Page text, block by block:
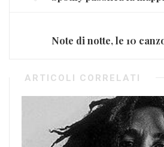
ARTICOLI CORRELATI